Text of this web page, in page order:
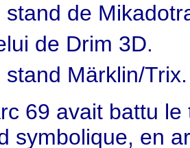
stand de
de Drim 3D.
stand Märklin/Trix.
69 avait battu
symbolique, en